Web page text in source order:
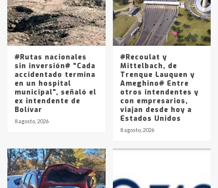
5
Los precios de los combustibles en
La Pampa, desde YPF hasta Axion
entre 857 a 1338 pesos
#Rutas nacionales
sin inversión# “Cada
accidentado termina
en un hospital
municipal”, señaló el
ex intendente de
Bolívar
8 agosto, 2026
#Recoulat y
Mittelbach, de
Trenque Lauquen y
Ameghino# Entre
otros intendentes y
con empresarios,
viajan desde hoy a
Estados Unidos
8 agosto, 2026